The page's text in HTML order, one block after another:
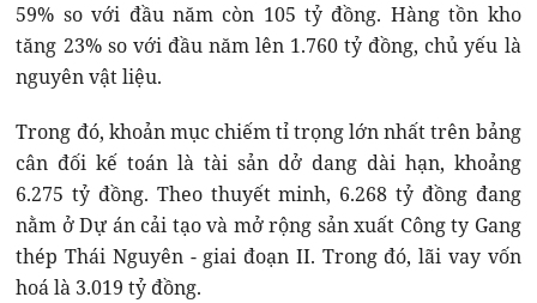
59% so với đầu năm còn 105 tỷ đồng. Hàng tồn kho
tăng 23% so với đầu năm lên 1.760 tỷ đồng, chủ yếu là
nguyên vật liệu.
Trong đó, khoản mục chiếm tỉ trọng lớn nhất trên bảng
cân đối kế toán là tài sản dở dang dài hạn, khoảng
6.275 tỷ đồng. Theo thuyết minh, 6.268 tỷ đồng đang
nằm ở Dự án cải tạo và mở rộng sản xuất Công ty Gang
thép Thái Nguyên - giai đoạn II. Trong đó, lãi vay vốn
hoá là 3.019 tỷ đồng.